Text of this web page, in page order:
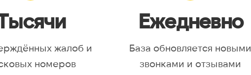
жалоб и
номеров
Ежедневно
База обновляется новыми
звонками и отзывами